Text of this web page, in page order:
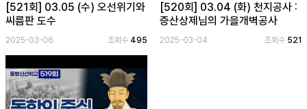
[521회] 03.05 (수) 오선위기와
씨름판 도수
2025-03-06 조회수 495
[520회] 03.04 (화) 천지공사 :
증산상제님의 가을개벽공사
2025-03-04 조회수 521